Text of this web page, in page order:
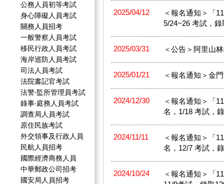
公務人員初等考試
身心障礙人員考試
關務人員招考
一般警察人員考試
移民行政人員考試
海岸巡防人員考試
司法人員考試
法院書記官考試
法警‧監所管理員考試
錄事‧庭務人員考試
調查局人員考試
原住民族考試
外交領事及行政人員
民航人員招考
國際經濟商務人員
中華郵政公司招考
國安局人員招考
2025/04/12
＜報名通知＞「
5/24~26 考試，
2025/03/31 ＜公告＞阿里山
2025/01/21 ＜報名通知＞金
2024/12/30
＜報名通知＞「
名，1/18 考試，
2024/11/11
＜報名通知＞「
名，12/7 考試，
2024/10/24
＜報名通知＞「